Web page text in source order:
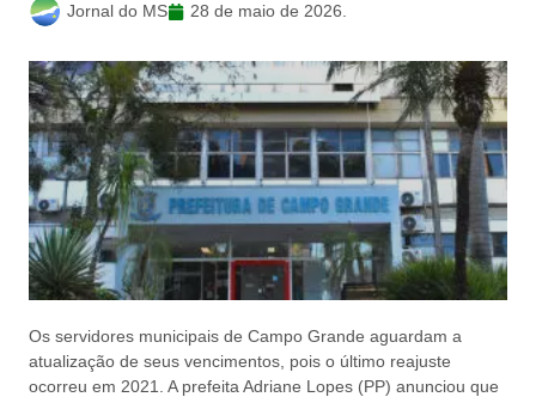
Jornal do MS 28 de maio de 2026.
Os servidores municipais de Campo Grande aguardam a
atualização de seus vencimentos, pois o último reajuste
ocorreu em 2021. A prefeita Adriane Lopes (PP) anunciou que